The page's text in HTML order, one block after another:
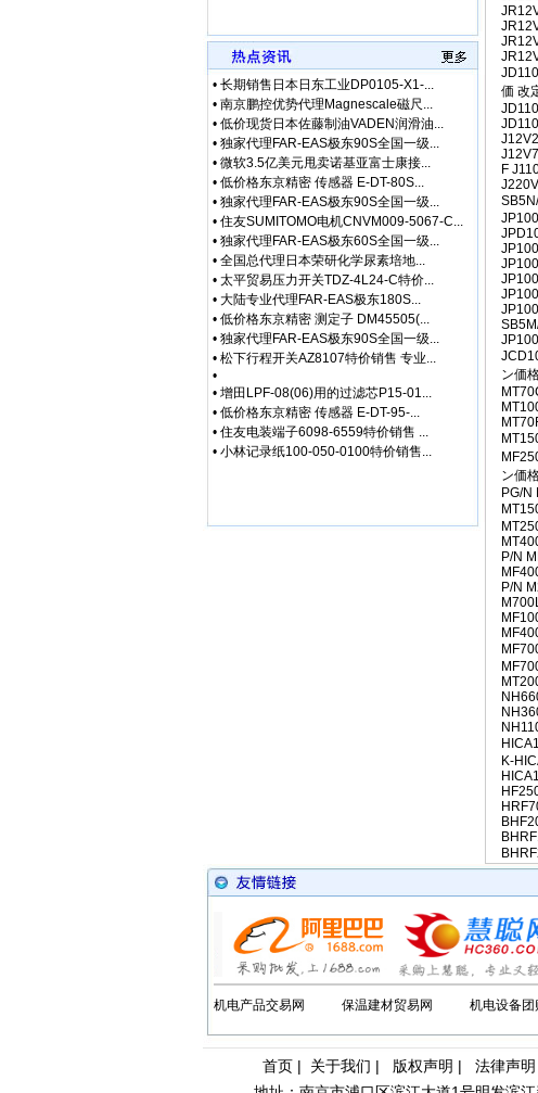
• 长期销售日本日东工业DP0105-X1-...
• 南京鹏控优势代理Magnescale磁尺...
• 低价现货日本佐藤制油VADEN润滑油...
• 独家代理FAR-EAS极东90S全国一级...
• 微软3.5亿美元甩卖诺基亚富士康接...
• 低价格东京精密 传感器 E-DT-80S...
• 独家代理FAR-EAS极东90S全国一级...
• 住友SUMITOMO电机CNVM009-5067-C...
• 独家代理FAR-EAS极东60S全国一级...
• 全国总代理日本荣研化学尿素培地...
• 太平贸易压力开关TDZ-4L24-C特价...
• 大陆专业代理FAR-EAS极东180S...
• 低价格东京精密 测定子 DM45505(...
• 独家代理FAR-EAS极东90S全国一级...
• 松下行程开关AZ8107特价销售 专业...
•
• 增田LPF-08(06)用的过滤芯P15-01...
• 低价格东京精密 传感器 E-DT-95-...
• 住友电装端子6098-6559特价销售 ...
• 小林记录纸100-050-0100特价销售...
価 改
F
ン価
ン価
PG/N
P/N
P/N
K-
机电产品交易网 保温建材贸易网 机电设备团
首页 | 关于我们 | 版权声明 | 法律声明